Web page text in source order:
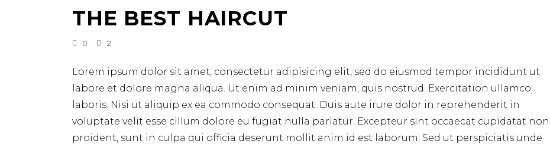
THE BEST HAIRCUT
0 2
Lorem ipsum dolor sit amet, consectetur adipisicing elit, sed do eiusmod tempor incididunt ut
labore et dolore magna aliqua. Ut enim ad minim veniam, quis nostrud. Exercitation ullamco
laboris. Nisi ut aliquip ex ea commodo consequat. Duis aute irure dolor in reprehenderit in
voluptate velit esse cillum dolore eu fugiat nulla pariatur. Excepteur sint occaecat cupidatat non
proident, sunt in culpa qui officia deserunt mollit anim id est laborum. Sed ut perspiciatis unde